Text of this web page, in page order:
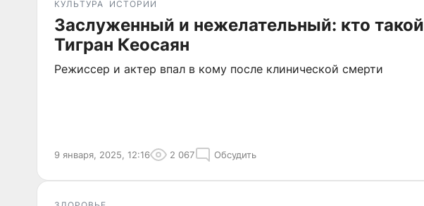
КУЛЬТУРА ИСТОРИИ
Заслуженный и нежелательный: кто такой
Тигран Кеосаян
Режиссер и актер впал в кому после клинической смерти
9 января, 2025, 12:16 2 067 Обсудить